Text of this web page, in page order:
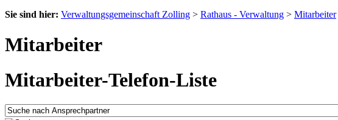
Sie sind hier: Verwaltungsgemeinschaft Zolling > Rathaus - Verwaltung > Mitarbeiter
Mitarbeiter
Mitarbeiter-Telefon-Liste